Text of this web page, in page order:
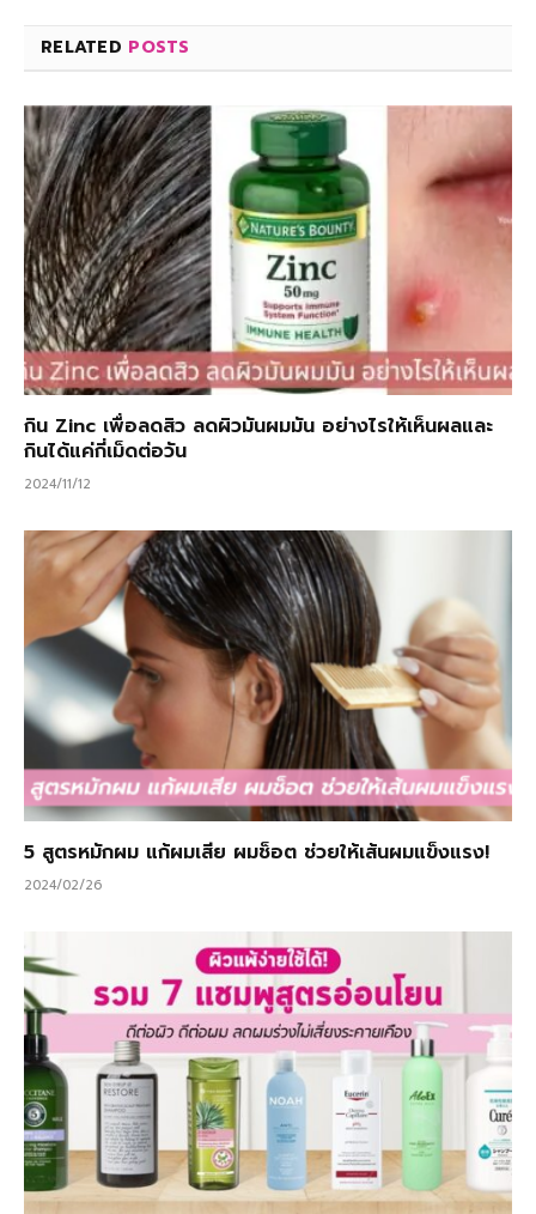
RELATED POSTS
กิน Zinc เพื่อลดสิว ลดผิวมันผมมัน อย่างไรให้เห็นผลและ
กินได้แค่กี่เม็ดต่อวัน
2024/11/12
5 สูตรหมักผม แก้ผมเสีย ผมช็อต ช่วยให้เส้นผมแข็งแรง!
2024/02/26